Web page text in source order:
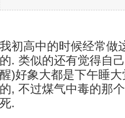
我初高中的时候经常做
的. 类似的还有觉得自
醒)好象大都是下午睡
的, 不过煤气中毒的那
死.